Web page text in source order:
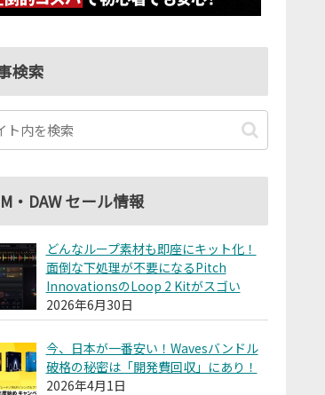
検索
・DAW セール情報
どんなループ素材も即座にキット化！
面倒な下処理が不要になるPitch
InnovationsのLoop 2 Kitがスゴい
2026年6月30日
今、日本が一番安い！Wavesバンドル
破格の秘密は「開発費回収」にあり！
2026年4月1日